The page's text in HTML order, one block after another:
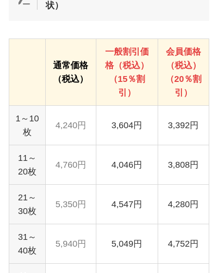
状）
通常価格
（税込）
一般割引価
格（税込）
（15％割
引）
会員価格
（税込）
（20％割
引）
1～10
枚
4,240円 3,604円 3,392円
11～
20枚
4,760円 4,046円 3,808円
21～
30枚
5,350円 4,547円 4,280円
31～
40枚
5,940円 5,049円 4,752円